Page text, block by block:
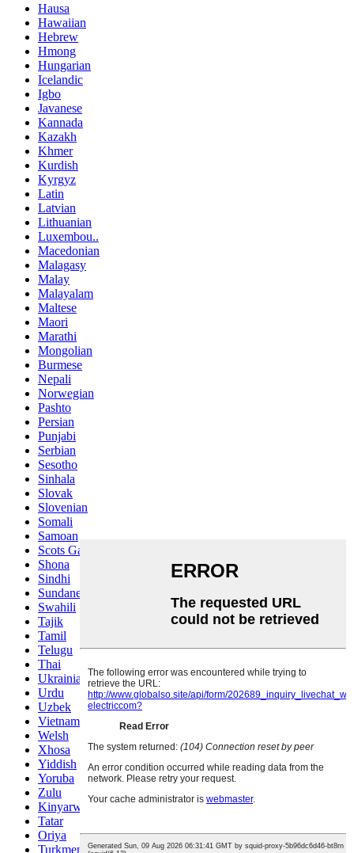
Hausa
Hawaiian
Hebrew
Hmong
Hungarian
Icelandic
Igbo
Javanese
Kannada
Kazakh
Khmer
Kurdish
Kyrgyz
Latin
Latvian
Lithuanian
Luxembou..
Macedonian
Malagasy
Malay
Malayalam
Maltese
Maori
Marathi
Mongolian
Burmese
Nepali
Norwegian
Pashto
Persian
Punjabi
Serbian
Sesotho
Sinhala
Slovak
Slovenian
Somali
Samoan
Scots Gaelic
Shona
Sindhi
Sundanese
Swahili
Tajik
Tamil
Telugu
Thai
Ukrainian
Urdu
Uzbek
Vietnamese
Welsh
Xhosa
Yiddish
Yoruba
Zulu
Kinyarwanda
Tatar
Oriya
Turkmen